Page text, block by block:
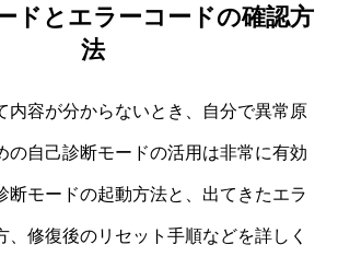
ドとエラーコードの確認方
法
内容が分からないとき、自分で異常原
の自己診断モードの活用は非常に有効
断モードの起動方法と、出てきたエラ
、修復後のリセット手順などを詳しく